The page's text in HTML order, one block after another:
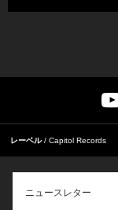
レーベル Capitol Records
ニュースレター